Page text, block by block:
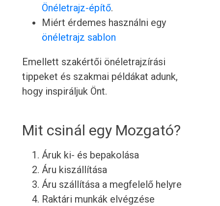
Önéletrajz-építő.
Miért érdemes használni egy
önéletrajz sablon
Emellett szakértői önéletrajzírási
tippeket és szakmai példákat adunk,
hogy inspiráljuk Önt.
Mit csinál egy Mozgató?
Áruk ki- és bepakolása
Áru kiszállítása
Áru szállítása a megfelelő helyre
Raktári munkák elvégzése